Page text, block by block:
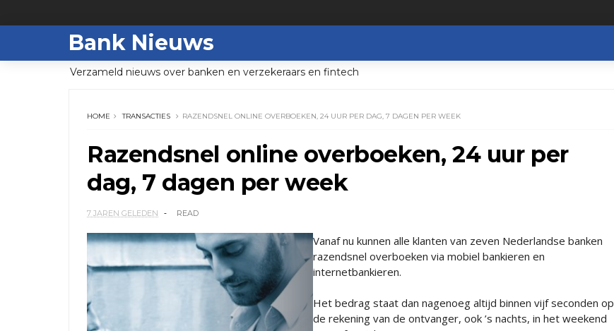
Bank Nieuws
Verzameld nieuws over banken en verzekeraars en fintech
HOME TRANSACTIES RAZENDSNEL ONLINE OVERBOEKEN, 24 UUR PER DAG, 7 DAGEN PER WEEK
Razendsnel online overboeken, 24 uur per
dag, 7 dagen per week
7 JAREN GELEDEN READ
Vanaf nu kunnen alle klanten van zeven Nederlandse banken
razendsnel overboeken via mobiel bankieren en
internetbankieren.
Het bedrag staat dan nagenoeg altijd binnen vijf seconden op
de rekening van de ontvanger, ook ’s nachts, in het weekend